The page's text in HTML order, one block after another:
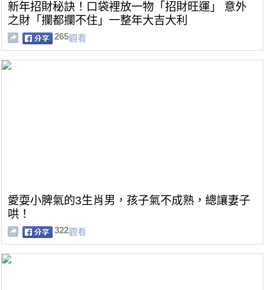
新年招財秘訣！口袋裡放一物「招財旺運」 意外
之財「攔都攔不住」一整年大吉大利
265觀看
愛耍小脾氣的3生肖男，孩子氣不成熟，總讓妻子
哄！
322觀看